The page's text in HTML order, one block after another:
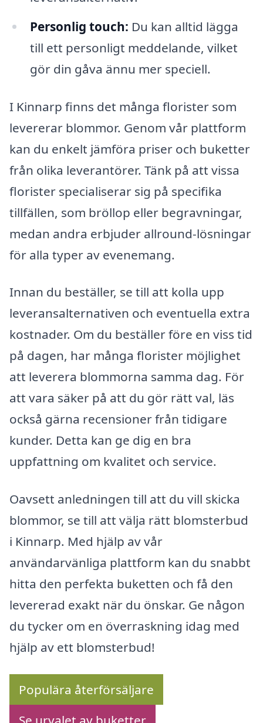
Personlig touch: Du kan alltid lägga
till ett personligt meddelande, vilket
gör din gåva ännu mer speciell.
I Kinnarp finns det många florister som
levererar blommor. Genom vår plattform
kan du enkelt jämföra priser och buketter
från olika leverantörer. Tänk på att vissa
florister specialiserar sig på specifika
tillfällen, som bröllop eller begravningar,
medan andra erbjuder allround-lösningar
för alla typer av evenemang.
Innan du beställer, se till att kolla upp
leveransalternativen och eventuella extra
kostnader. Om du beställer före en viss tid
på dagen, har många florister möjlighet
att leverera blommorna samma dag. För
att vara säker på att du gör rätt val, läs
också gärna recensioner från tidigare
kunder. Detta kan ge dig en bra
uppfattning om kvalitet och service.
Oavsett anledningen till att du vill skicka
blommor, se till att välja rätt blomsterbud
i Kinnarp. Med hjälp av vår
användarvänliga plattform kan du snabbt
hitta den perfekta buketten och få den
levererad exakt när du önskar. Ge någon
du tycker om en överraskning idag med
hjälp av ett blomsterbud!
Populära återförsäljare